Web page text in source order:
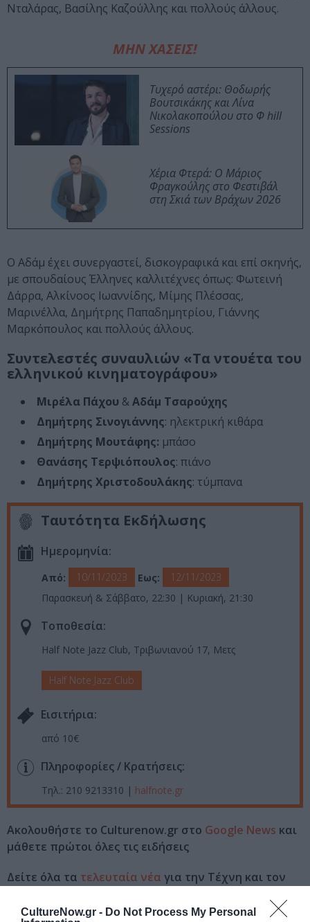
CultureNow.gr - Do Not Process My Personal
Νταλάρας, Βασίλης Καζούλλης και πολλούς άλλους.
ΜΗΝ ΧΑΣΕΙΣ!
Τυχερό αστέρι: Θοδωρής
Βουτσικάκης και Λίνα
Νικολακοπούλου στο Φ hill
Sessions
Χέρια Φτερά: Ο Μάριος
Φραγκούλης στο Φεστιβάλ
στη Σκιά των Βράχων 2026
Ο Αδάμ έχει συνεργαστεί, δισκογραφικά και επί σκηνής,
με σπουδαίους Έλληνες καλλιτέχνες όπως: Φωτεινή
Δάρρα, Αλκίνοος Ιωαννίδης, Μίμης Πλέσσας,
Μαρινέλλα, Δημήτρης Παπαδημητρίου, Γιάννης
Μαρκόπουλος και πολλούς άλλους.
Συντελεστές συναυλιών «Τα ντουέτα του
ελληνικού κινηματογράφου»
Μιρέλα Πάχου &Αδάμ Τσαρούχης
Δημήτρης Σινογιάννης: ηλεκτρική κιθάρα
Δημήτρης Μουτάφης: μπάσο
Θανάσης Τερψιόπουλος: πιάνο
Δημήτρης Χριστοδουλάκης: τύμπανα
Ταυτότητα Εκδήλωσης
Ημερομηνία:
Από: 10/11/2023 Εως:
12/11/2023
Παρασκευή & Σάββατο, 22:30 | Κυριακή, 21:30
Τοποθεσία:
Half Note Jazz Club, Τριβωνιανού 17, Μετς
Half Note Jazz Club
Eισιτήρια:
από 10€
Πληροφορίες / Κρατήσεις:
Τηλ.: 210 9213310 | halfnote.gr
Ακολουθήστε το Culturenow.gr στο Google News και
μάθετε πρώτοι όλες τις ειδήσεις
Δείτε όλα τα τελευταία νέα για την Τέχνη και τον